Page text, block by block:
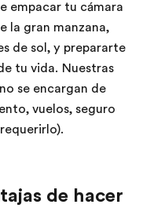
empacar tu cámara
la gran manzana,
de sol, y prepararte
tu vida. Nuestras
se encargan de
vuelos, seguro
de hacer